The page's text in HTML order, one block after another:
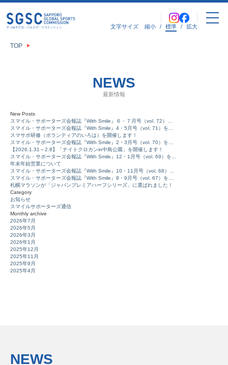
文字サイズ 縮小 / 標準 / 拡大
TOP
NEWS
最新情報
New Posts
スマイル・サポーターズ会報誌『With Smile』６・７月号（vol. 72）…
スマイル・サポーターズ会報誌『With Smile』4・5月号（vol. 71）を…
スマサポ研修（ボランティアのいろは）を開催します！
スマイル・サポーターズ会報誌『With Smile』2・3月号（vol. 70）を…
【2026.1.31～2.8】「ナイトクロカンin中島公園」を開催します！
スマイル・サポーターズ会報誌『With Smile』12・1月号（vol. 69）を…
年末年始営業について
スマイル・サポーターズ会報誌『With Smile』10・11月号（vol. 68）…
スマイル・サポーターズ会報誌『With Smile』8・9月号（vol. 67）を…
札幌マラソンが「ジャパンプレミアハーフシリーズ」に選ばれました！
Category
お知らせ
スマイルサポーターズ通信
Monthly archive
2026年7月
2026年5月
2026年3月
2026年1月
2025年12月
2025年11月
2025年9月
2025年4月
NEWS